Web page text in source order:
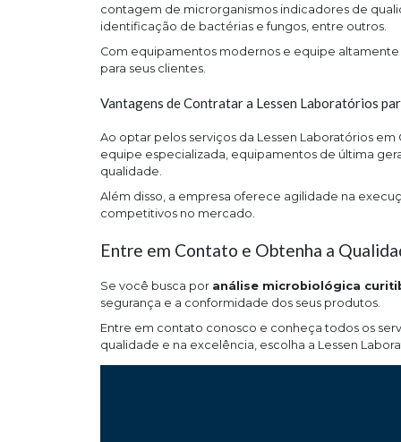
contagem de microrganismos indicadores de
identificação de bactérias e fungos, entre outros.
Com equipamentos modernos e equipe
para seus clientes.
Vantagens de Contratar a Lessen Laboratórios
Ao optar pelos serviços da Lessen Laboratórios
equipe especializada, equipamentos de última
qualidade.
Além disso, a empresa oferece agilidade na
competitivos no mercado.
Entre em Contato e Obtenha a
Se você busca por análise microbiológica
segurança e a conformidade dos seus produtos.
Entre em contato conosco e conheça todos os
qualidade e na excelência, escolha a Lessen